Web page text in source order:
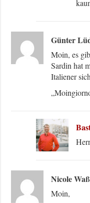
Günter
Moin, es
Sardin hat
Italiener
Nicole
Moin,